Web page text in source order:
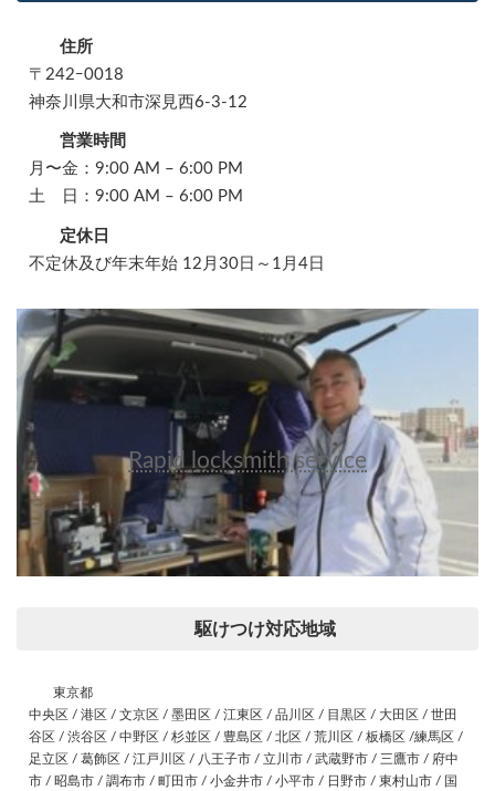
住所
〒242ｰ0018
神奈川県大和市深見西6-3-12
営業時間
月〜金：9:00 AM – 6:00 PM
土 日：9:00 AM – 6:00 PM
定休日
不定休及び年末年始 12月30日～1月4日
Rapid locksmith service
駆けつけ対応地域
東京都
中央区 / 港区 / 文京区 / 墨田区 / 江東区 / 品川区 / 目黒区 / 大田区 / 世田
谷区 / 渋谷区 / 中野区 / 杉並区 / 豊島区 / 北区 / 荒川区 / 板橋区 /練馬区 /
足立区 / 葛飾区 / 江戸川区 / 八王子市 / 立川市 / 武蔵野市 / 三鷹市 / 府中
市 / 昭島市 / 調布市 / 町田市 / 小金井市 / 小平市 / 日野市 / 東村山市 / 国